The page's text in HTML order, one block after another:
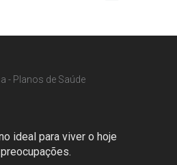
ideal para viver o hoje